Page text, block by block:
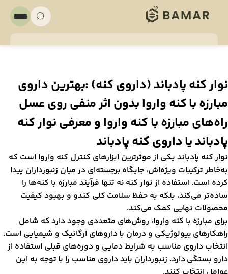
کنه پادباند (داروی کنه) :بهترین داروی
با کنه واروا بدون اثر منفی روی عسل
مبارزه با کنه واروا و معرفی نوار کنه
یا داروی کنه پادباند
کنه پادباند یکی از موثرترین ابزارهای کنترل کنه واروا است که
ترکیبات ویژه‌اش، جایگاه برجسته‌ای در میان زنبورداران پیدا
است. استفاده از نوار کنه نه تنها فرآیند مبارزه با کنه‌ها را
می‌کند، بلکه به حفظ سلامت کلی کندو و بهبود کیفیت
نهایی کمک می‌کند.
مبارزه با کنه واروا، روش‌های متعددی وجود دارد که شامل
بیولوژیکی و درمان با داروهای ارگانیک و شیمیایی است.
داروی مناسب به شرایط دمایی و دوره‌های قبلی استفاده از
بستگی دارد. زنبورداران باید داروی مناسب را با توجه به این